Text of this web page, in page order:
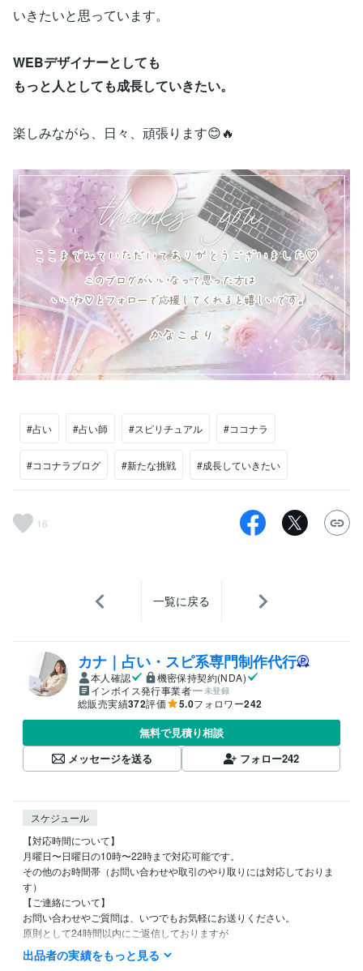
いきたいと思っています。
WEBデザイナーとしても
もっと人としても成長していきたい。
楽しみながら、日々、頑張ります😊🔥
#占い #占い師 #スピリチュアル #ココナラ
#ココナラブログ #新たな挑戦 #成長していきたい
16
一覧に戻る
カナ｜占い・スピ系専門制作代行
本人確認
機密保持契約(NDA)
インボイス発行事業者
未登録
総販売実績372評価 5.0フォロワー242
無料で見積り相談
メッセージを送る
フォロー242
スケジュール
【対応時間について】
月曜日〜日曜日の10時〜22時まで対応可能です。
その他のお時間帯（お問い合わせや取引のやり取りには対応しておりま
す）
【ご連絡について】
お問い合わせやご質問は、いつでもお気軽にお送りください。
原則として24時間以内にご返信しておりますが
作業に集中している時間帯は返信が遅れる場合もございます。あらかじ
めご了承くださいませ。
出品者の実績をもっと見る